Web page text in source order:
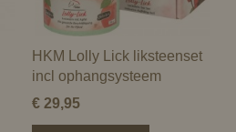
HKM Lolly Lick liksteenset
incl ophangsysteem
€ 29,95